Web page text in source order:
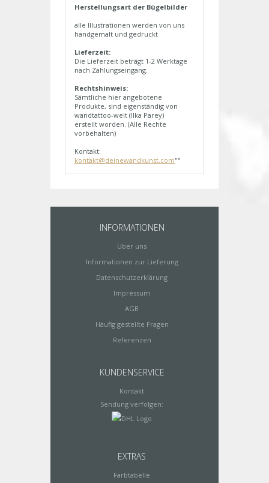
Herstellungsart der Bügelbilder
alle Illustrationen werden von uns
handgemalt und gedruckt
Lieferzeit:
Die Lieferzeit beträgt 1-2 Werktage
nach Zahlungseingang.
Rechtshinweis:
Sämtliche hier angebotene
Produkte, sind eigenständig von
wandtattoo-welt (Ilka Parey)
erstellt worden. (Alle Rechte
vorbehalten)
Kontakt:
kontakt@deinewandkunst.com""
INFORMATIONEN
Über uns
Informationen zur Lieferung
Datenschutzerklärung
Impressum
AGB
Häufig gestellte Fragen
Referenzen
KUNDENSERVICE
Kontakt
Sendung verfolgen:
EXTRAS
Farbtabelle